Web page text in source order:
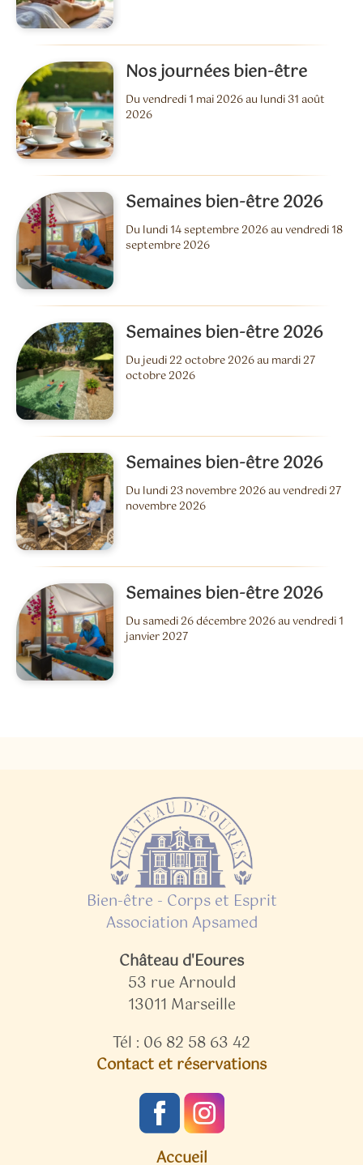
Nos journées bien-être
Du vendredi 1 mai 2026 au lundi 31 août
2026
Semaines bien-être 2026
Du lundi 14 septembre 2026 au vendredi 18
septembre 2026
Semaines bien-être 2026
Du jeudi 22 octobre 2026 au mardi 27
octobre 2026
Semaines bien-être 2026
Du lundi 23 novembre 2026 au vendredi 27
novembre 2026
Semaines bien-être 2026
Du samedi 26 décembre 2026 au vendredi 1
janvier 2027
Bien-être - Corps et Esprit
Association Apsamed
Château d'Eoures
53 rue Arnould
13011 Marseille
Tél : 06 82 58 63 42
Contact et réservations
Accueil